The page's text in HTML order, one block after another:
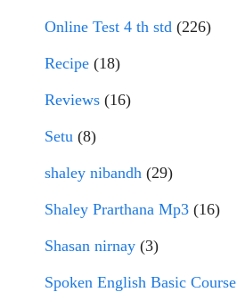
Online Test 4 th std (226)
Recipe (18)
Reviews (16)
Setu (8)
shaley nibandh (29)
Shaley Prarthana Mp3 (16)
Shasan nirnay (3)
Spoken English Basic Course